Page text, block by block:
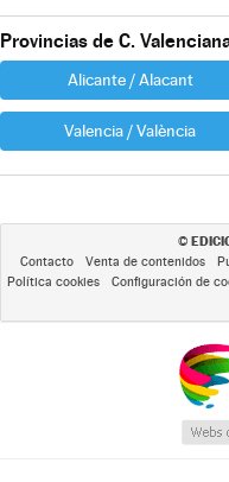
Provincias de C.
Alicante / Alacant
Valencia / València
©
Contacto Venta de contenidos
Política cookies
Configuración de